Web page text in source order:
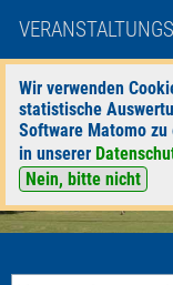
Wir verwenden
statistische
Software Matomo
in unserer
Nein, bitte nicht